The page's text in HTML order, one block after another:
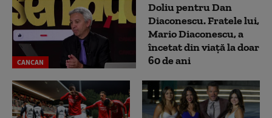
CANCAN
Doliu pentru Dan
Diaconescu. Fratele lui,
Mario Diaconescu, a
încetat din viață la doar
60 de ani